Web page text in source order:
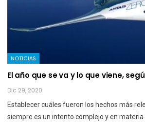
NOTICIAS
El año que se va y lo que viene,
Dic 29, 2020
Establecer cuáles fueron los hechos más
siempre es un intento complejo y en materia